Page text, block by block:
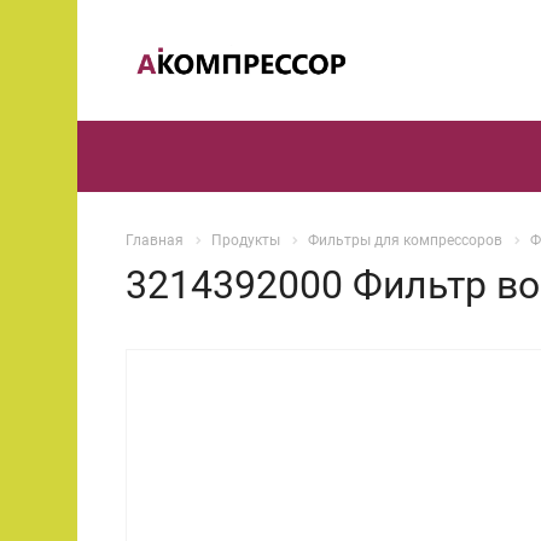
Главная Продукты Фильтры для компрессоров
3214392000 Фильтр